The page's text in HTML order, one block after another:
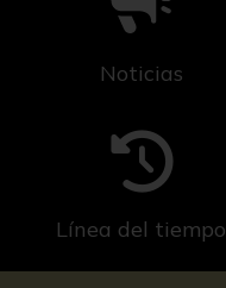
Noticias
Línea del tiempo